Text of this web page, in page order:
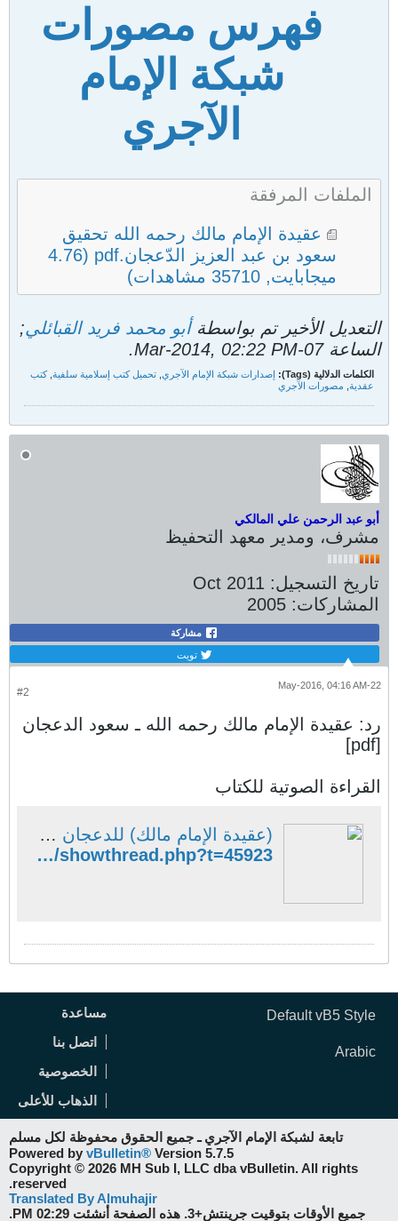
فهرس مصورات
شبكة الإمام
الآجري
الملفات المرفقة
عقيدة الإمام مالك رحمه الله تحقيق
سعود بن عبد العزيز الدّعجان.pdf
(4.76
ميجابايت, 35710 مشاهدات)
التعديل الأخير تم بواسطةأبو محمد فريد القبائلي;
الساعة07-Mar-2014, 02:22 PM
.
الكلمات الدلالية (Tags): إصدارات شبكة الإمام الآجري تحميل كتب إسلامية سلفية ,كتب
عقدية مصورات الآجري
أبو عبد الرحمن علي المالكي
مشرف، ومدير معهد التحفيظ
تاريخ التسجيل: Oct 2011
المشاركات: 2005
مشاركة
تويت
#2
22-May-2016, 04:16 AM
رد: عقيدة الإمام مالك رحمه الله ـ سعود الدعجان
[pdf]
القراءة الصوتية للكتاب
(عقيدة الإمام مالك) للدعجان [بصوتي] - منتديات الإمام الآجري
http://www.ajurry.com/vb/showthread.php?t=45923
Default vB5 Style
Arabic
مساعدة
اتصل بنا
الخصوصية
الذهاب للأعلى
تابعة لشبكة الإمام الآجري ـ جميع الحقوق محفوظة لكل مسلم
Powered by vBulletin® Version 5.7.5
Copyright © 2026 MH Sub I, LLC dba vBulletin. All rights
reserved.
Translated By Almuhajir
جميع الأوقات بتوقيت جرينتش+3. هذه الصفحة أنشئت 02:29 PM.